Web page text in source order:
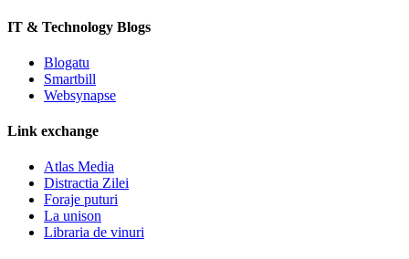
IT & Technology Blogs
Blogatu
Smartbill
Websynapse
Link exchange
Atlas Media
Distractia Zilei
Foraje puturi
La unison
Libraria de vinuri